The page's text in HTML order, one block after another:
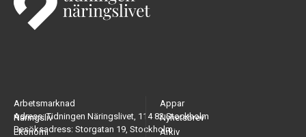
Adress: Tidningen Näringslivet, 114 82 Stockholm
Besöksadress: Storgatan 19, Stockholm
Arbetsmarknad
Näringsliv
Ekonomi
Appar
Nyhetsbrev
Arkiv